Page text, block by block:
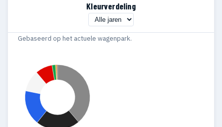
Kleurverdeling
Gebaseerd op het actuele wagenpark.